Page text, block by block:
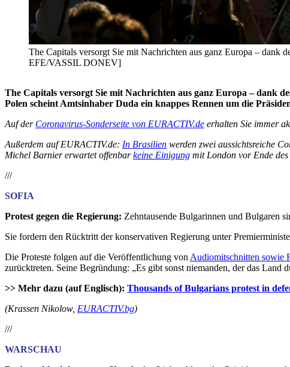
The Capitals versorgt Sie mit Nachrichten aus ganz Europa –
EFE/VASSIL DONEV]
The Capitals versorgt Sie mit Nachrichten aus ganz Europa – dank
Polen scheint Amtsinhaber Duda ein knappes Rennen um die
Auf der Coronavirus-Sonderseite von EURACTIV.de erhalten Sie immer
Außerdem auf EURACTIV.de: In Brasilien werden zwei aussichtsreiche
Michel Barnier erwartet offenbarkeine Einigung mit London vor Ende des
///
SOFIA
Protest gegen die Regierung: Zehntausende Bulgarinnen und Bulgaren
Sie fordern den Rücktritt der konservativen Regierung unter
Die Proteste folgen auf die Veröffentlichung von Audiomitschnitten sowie
zurücktreten. Seine Begründung: „Es gibt sonst niemanden, der das Land
>> Mehr dazu (auf Englisch): Thousands of Bulgarians protest in
(Krassen Nikolow, EURACTIV.bg)
///
WARSCHAU